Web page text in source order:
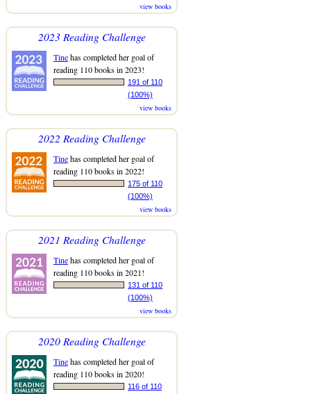
view books
2023 Reading Challenge
Tinehas completed her goal of
reading 110 books in 2023!
191 of 110
(100%)
view books
2022 Reading Challenge
Tinehas completed her goal of
reading 110 books in 2022!
175 of 110
(100%)
view books
2021 Reading Challenge
Tinehas completed her goal of
reading 110 books in 2021!
131 of 110
(100%)
view books
2020 Reading Challenge
Tinehas completed her goal of
reading 110 books in 2020!
116 of 110